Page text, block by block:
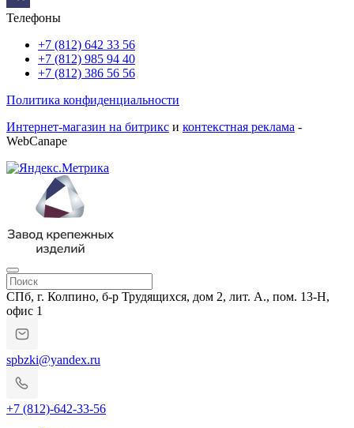
Телефоны
+7 (812) 642 33 56
+7 (812) 985 94 40
+7 (812) 386 56 56
Политика конфиденциальности
Интернет-магазин на битрикс и контекстная реклама -
WebCanape
СПб, г. Колпино, б-р Трудящихся, дом 2, лит. А., пом. 13-Н,
офис 1
spbzki@yandex.ru
+7 (812)-642-33-56